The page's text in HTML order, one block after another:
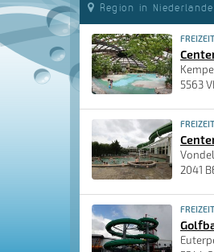
Region in Niederlande
5563
2041